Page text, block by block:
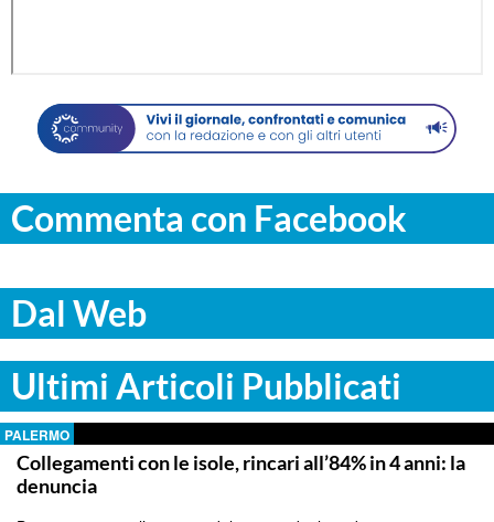
Commenta con Facebook
Dal Web
Ultimi Articoli Pubblicati
PALERMO
Collegamenti con le isole, rincari all’84% in 4 anni: la
denuncia